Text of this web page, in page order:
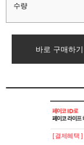
수량
바로 구매하기
[ 결제혜택 ]